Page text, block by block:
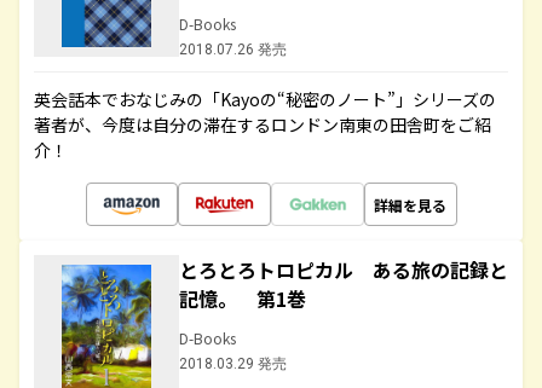
D-Books
2018.07.26 発売
英会話本でおなじみの「Kayoの“秘密のノート”」シリーズの
著者が、今度は自分の滞在するロンドン南東の田舎町をご紹
介！
詳細を見る
とろとろトロピカル ある旅の記録と
記憶。 第1巻
D-Books
2018.03.29 発売